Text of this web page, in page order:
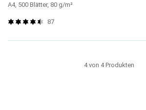
A4, 500 Blätter, 80 g/m²
87
4 von 4 Produkten